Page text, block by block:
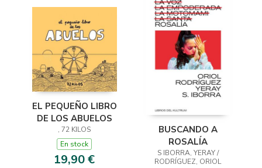
EL PEQUEÑO LIBRO
DE LOS ABUELOS
, 72 KILOS
En stock
19,90 €
BUSCANDO A
ROSALÍA
S IBORRA, YERAY /
RODRÍGUEZ, ORIOL